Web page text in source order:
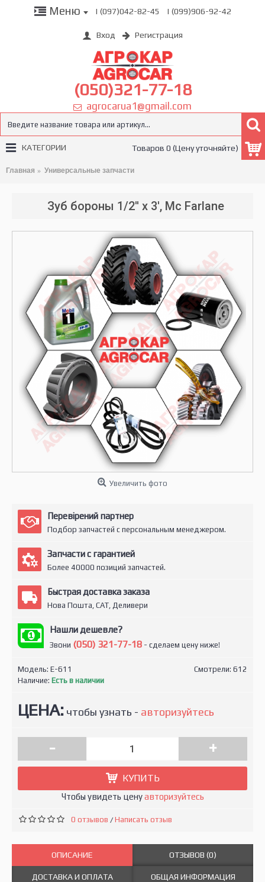
Меню | (097)042-82-45 | (099)906-92-42
Вход Регистрация
(050)321-77-18
agrocarua1@gmail.com
Товаров 0 (Цену уточняйте)
КАТЕГОРИИ
Главная Универсальные запчасти
Зуб бороны 1/2'' x 3', Mc Farlane
Увеличить фото
Перевірений партнер
Подбор запчастей с персональным менеджером.
Запчасти с гарантией
Более 40000 позиций запчастей.
Быстрая доставка заказа
Нова Пошта, САТ, Деливери
Нашли дешевле?
Звони (050) 321-77-18 - сделаем цену ниже!
Смотрели: 612
Модель: E-611
Наличие: Есть в наличии
ЦЕНА: чтобы узнать - авторизуйтесь
- +
КУПИТЬ
Чтобы увидеть ценуавторизуйтесь
0 отзывов /Написать отзыв
ОПИСАНИЕ ОТЗЫВОВ (0)
ДОСТАВКА И ОПЛАТА ОБЩАЯ ИНФОРМАЦИЯ